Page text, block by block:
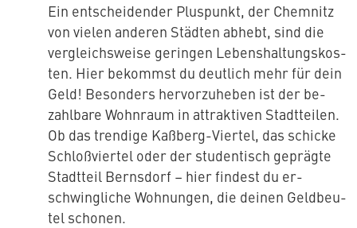
Ein ent­schei­den­der Pluspunkt, der Chemnitz
von vielen anderen Städten abhebt, sind die
ver­gleichs­wei­se geringen Le­bens­hal­tungs­kos­
ten. Hier bekommst du deutlich mehr für dein
Geld! Besonders her­vor­zu­he­ben ist der be­
zahl­ba­re Wohnraum in at­trak­ti­ven Stadt­tei­len.
Ob das trendige Kaßberg-Viertel, das schicke
Schloß­vier­tel oder der stu­den­tisch geprägte
Stadtteil Bernsdorf – hier findest du er­
schwing­li­che Wohnungen, die deinen Geld­beu­
tel schonen.